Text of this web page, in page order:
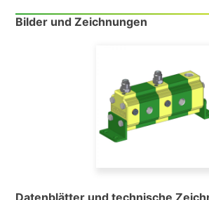
Bilder und Zeichnungen